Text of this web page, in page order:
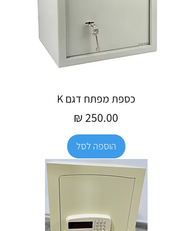
כספת מפתח דגם K
מחיר
הוספה לסל